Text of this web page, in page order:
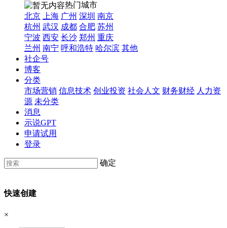
热门城市
北京
上海 广州 深圳 南京
杭州 武汉 成都 合肥 苏州
宁波 西安 长沙 郑州 重庆
兰州 南宁 呼和浩特 哈尔滨 其他
社企号
博客
分类
市场营销 信息技术 创业投资 社会人文 财务财经 人力资
源 未分类
消息
示说GPT
申请试用
登录
确定
快速创建
×